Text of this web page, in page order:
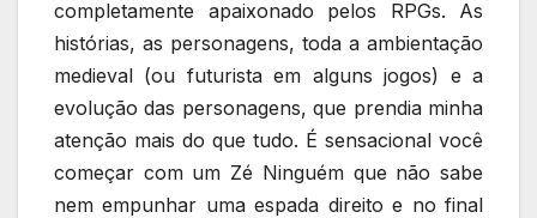
completamente apaixonado pelos RPGs. As
histórias, as personagens, toda a ambientação
medieval (ou futurista em alguns jogos) e a
evolução das personagens, que prendia minha
atenção mais do que tudo. É sensacional você
começar com um Zé Ninguém que não sabe
nem empunhar uma espada direito e no final